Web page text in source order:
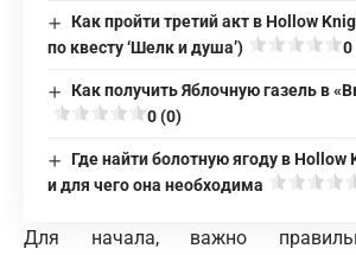
Как пройти третий акт в Hollow
по квесту ‘Шелк и душа’)
0
Как получить Яблочную газель в
0 (0)
Где найти болотную ягоду в Hollow
и для чего она необходима
Для начала, важно